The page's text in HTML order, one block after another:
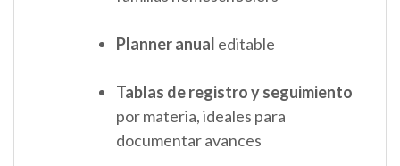
Planner anual editable
Tablas de registro y seguimiento
por materia, ideales para
documentar avances